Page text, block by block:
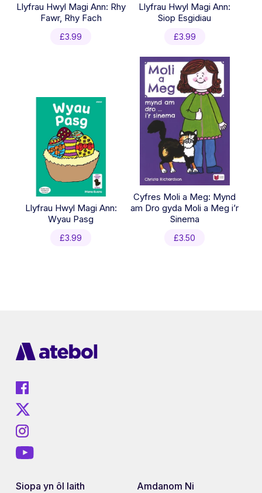
Llyfrau Hwyl Magi Ann: Rhy
Fawr, Rhy Fach
£3.99
Llyfrau Hwyl Magi Ann:
Siop Esgidiau
£3.99
Llyfrau Hwyl Magi Ann:
Wyau Pasg
£3.99
Cyfres Moli a Meg: Mynd
am Dro gyda Moli a Meg i’r
Sinema
£3.50
Siopa yn ôl Iaith Amdanom Ni